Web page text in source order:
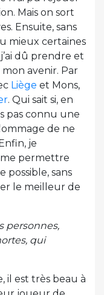
Mais on sort
Ensuite, sans
mieux certaines
dû prendre et
avenir. Par
Liège et Mons,
. Qui sait si, en
pas connu une
de ne
je
me permettre
possible, sans
le meilleur de
personnes,
qui
il est très beau à